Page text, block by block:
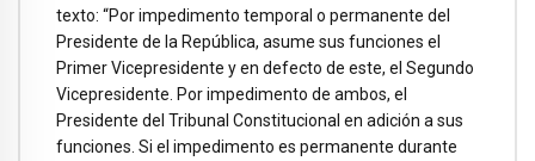
texto: “Por impedimento temporal o permanente del
Presidente de la República, asume sus funciones el
Primer Vicepresidente y en defecto de este, el Segundo
Vicepresidente. Por impedimento de ambos, el
Presidente del Tribunal Constitucional en adición a sus
funciones. Si el impedimento es permanente durante